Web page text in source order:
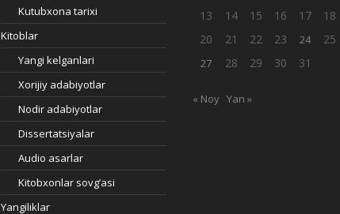
Kutubxona tarixi
Kitoblar
Yangi kelganlari
Xorijiy adabiyotlar
Nodir adabiyotlar
Dissertatsiyalar
Audio asarlar
Kitobxonlar sovg’asi
Yangiliklar
13
14 15 16 17 18
20
21 22 23 24 25
27 28 29 30 31
« Noy Yan »